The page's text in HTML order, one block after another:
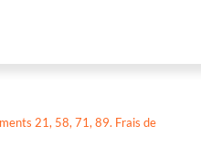
21, 58, 71, 89. Frais de